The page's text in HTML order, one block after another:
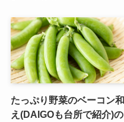
たっぷり野菜のベーコン和
え(DAIGOも台所で紹介)の